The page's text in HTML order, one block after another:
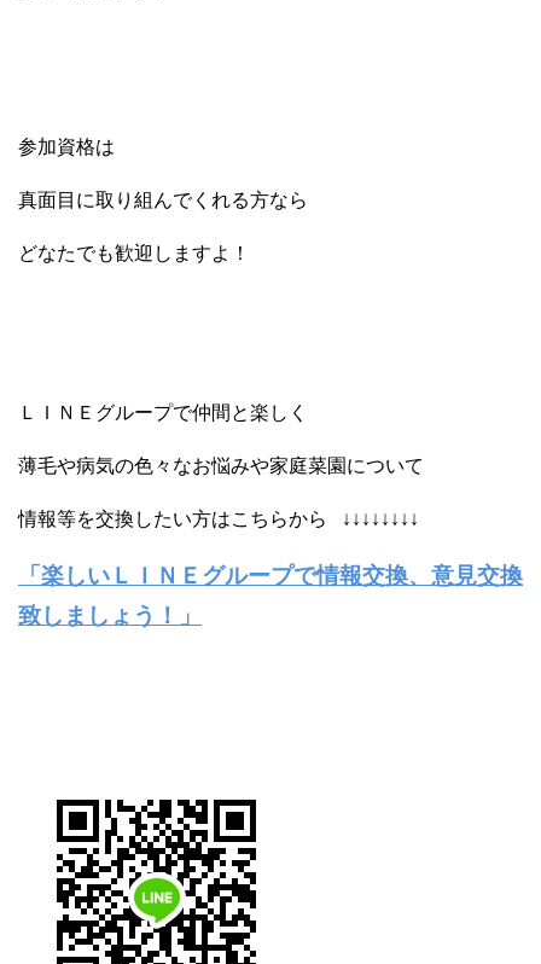
参加資格は
真面目に取り組んでくれる方なら
どなたでも歓迎しますよ！
ＬＩＮＥグループで仲間と楽しく
薄毛や病気の色々なお悩みや家庭菜園について
情報等を交換したい方はこちらから ↓↓↓↓↓↓↓↓
「楽しいＬＩＮＥグループで情報交換、意見交換
致しましょう！」